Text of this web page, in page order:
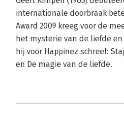
internationale doorbraak
Award 2009 kreeg voor de
het mysterie van de liefde
hij voor Happinez schreef:
en De magie van de liefde.